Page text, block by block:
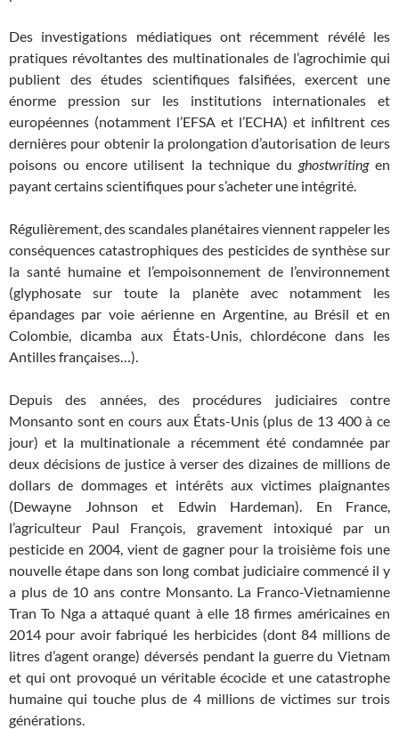
Des investigations médiatiques ont récemment révélé les
pratiques révoltantes des multinationales de l’agrochimie qui
publient des études scientifiques falsifiées, exercent une
énorme pression sur les institutions internationales et
européennes (notamment l’EFSA et l’ECHA) et infiltrent ces
dernières pour obtenir la prolongation d’autorisation de leurs
poisons ou encore utilisent la technique du ghostwritingen
payant certains scientifiques pour s’acheter une intégrité.
Régulièrement, des scandales planétaires viennent rappeler les
conséquences catastrophiques des pesticides de synthèse sur
la santé humaine et l’empoisonnement de l’environnement
(glyphosate sur toute la planète avec notamment les
épandages par voie aérienne en Argentine, au Brésil et en
Colombie, dicamba aux États-Unis, chlordécone dans les
Antilles françaises…).
Depuis des années, des procédures judiciaires contre
Monsanto sont en cours aux États-Unis (plus de 13 400 à ce
jour) et la multinationale a récemment été condamnée par
deux décisions de justice à verser des dizaines de millions de
dollars de dommages et intérêts aux victimes plaignantes
(Dewayne Johnson et Edwin Hardeman). En France,
l’agriculteur Paul François, gravement intoxiqué par un
pesticide en 2004, vient de gagner pour la troisième fois une
nouvelle étape dans son long combat judiciaire commencé il y
a plus de 10 ans contre Monsanto. La Franco-Vietnamienne
Tran To Nga a attaqué quant à elle 18 firmes américaines en
2014 pour avoir fabriqué les herbicides (dont 84 millions de
litres d’agent orange) déversés pendant la guerre du Vietnam
et qui ont provoqué un véritable écocide et une catastrophe
humaine qui touche plus de 4 millions de victimes sur trois
générations.